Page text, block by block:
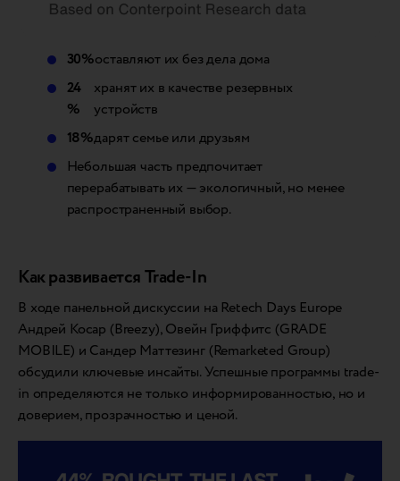
30%оставляют их без дела дома
24
%
хранят их в качестве резервных
устройств
18%дарят семье или друзьям
Небольшая часть предпочитает
перерабатывать их — экологичный, но менее
распространенный выбор.
Как развивается Trade-In
В ходе панельной дискуссии на Retech Days Europe
Андрей Косар (Breezy), Овейн Гриффитс (GRADE
MOBILE) и Сандер Маттезинг (Remarketed Group)
обсудили ключевые инсайты. Успешные программы trade-
in определяются не только информированностью, но и
доверием, прозрачностью и ценой.